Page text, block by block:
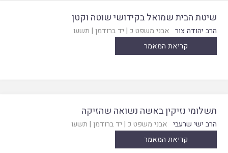
שיטת הבית שמואל בקידושי שוטה וקטן
הרב יהודה צור אבני משפט כ | יד ברודמן | תשעו
קריאת המאמר
תשלומי נזיקין באשה נשואה שהזיקה
הרב ישי שרעבי אבני משפט כ | יד ברודמן | תשעו
קריאת המאמר